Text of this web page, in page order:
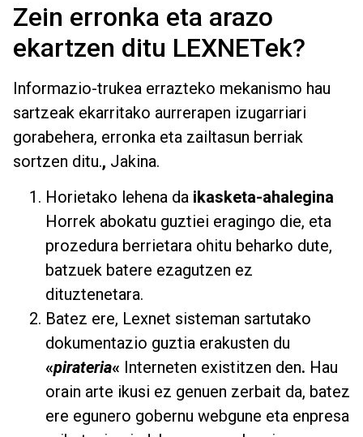
Zein erronka eta arazo
ekartzen ditu LEXNETek?
Informazio-trukea errazteko mekanismo hau
sartzeak ekarritako aurrerapen izugarriari
gorabehera, erronka eta zailtasun berriak
sortzen ditu., Jakina.
Horietako lehena da ikasketa-ahalegina
Horrek abokatu guztiei eragingo die, eta
prozedura berrietara ohitu beharko dute,
batzuek batere ezagutzen ez
dituztenetara.
Batez ere, Lexnet sisteman sartutako
dokumentazio guztia erakusten du
«pirateria« Interneten existitzen den. Hau
orain arte ikusi ez genuen zerbait da, batez
ere egunero gobernu webgune eta enpresa